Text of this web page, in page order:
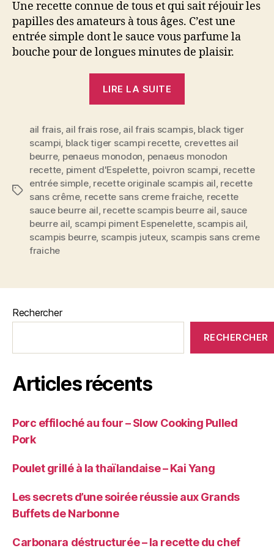
Une recette connue de tous et qui sait réjouir les
papilles des amateurs à tous âges. C’est une
entrée simple dont le sauce vous parfume la
bouche pour de longues minutes de plaisir.
LIRE LA SUITE
&
à
l’ail
à
ma
façon:
croquant,
juteux
Étiquettes
ail frais, ail frais rose, ail frais scampis, black tiger
scampi, black tiger scampi recette, crevettes ail
beurre, penaeus monodon, penaeus monodon
recette, piment d'Espelette, poivron scampi, recette
entrée simple, recette originale scampis ail, recette
sans crême, recette sans creme fraiche, recette
sauce beurre ail, recette scampis beurre ail, sauce
beurre ail, scampi piment Espenelette, scampis ail,
scampis beurre, scampis juteux, scampis sans creme
fraiche
Rechercher
RECHERCHER
Articles récents
Porc effiloché au four – Slow Cooking Pulled
Pork
Poulet grillé à la thaïlandaise – Kai Yang
Les secrets d’une soirée réussie aux Grands
Buffets de Narbonne
Carbonara déstructurée – la recette du chef